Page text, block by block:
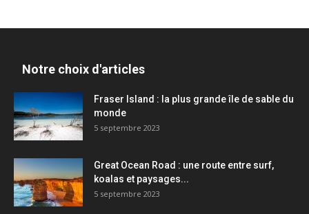
Notre choix d'articles
Fraser Island : la plus grande île de sable du
monde
5 septembre 2023
Great Ocean Road : une route entre surf,
koalas et paysages...
5 septembre 2023